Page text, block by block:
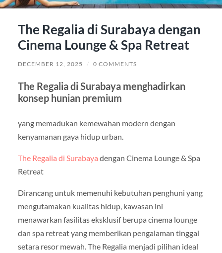
The Regalia di Surabaya dengan
Cinema Lounge & Spa Retreat
DECEMBER 12, 2025 / 0 COMMENTS
The Regalia di Surabaya menghadirkan
konsep hunian premium
yang memadukan kemewahan modern dengan
kenyamanan gaya hidup urban.
The Regalia di Surabaya dengan Cinema Lounge & Spa
Retreat
Dirancang untuk memenuhi kebutuhan penghuni yang
mengutamakan kualitas hidup, kawasan ini
menawarkan fasilitas eksklusif berupa cinema lounge
dan spa retreat yang memberikan pengalaman tinggal
setara resor mewah. The Regalia menjadi pilihan ideal